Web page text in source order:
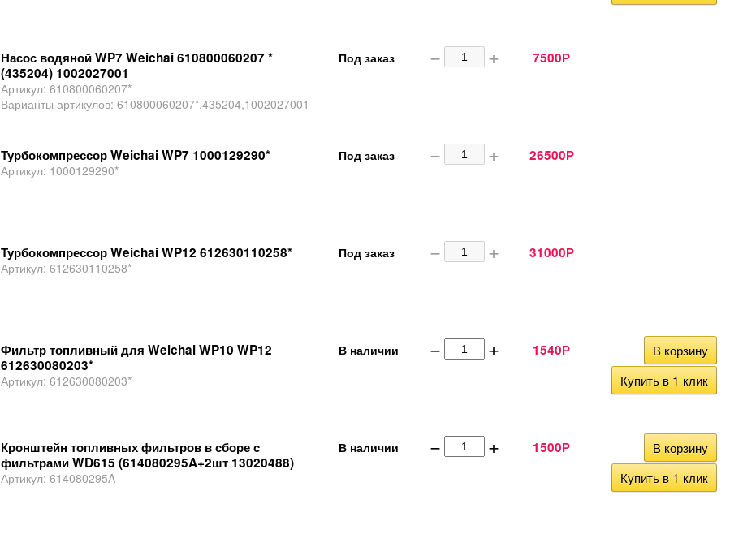
Насос водяной WP7 Weichai 610800060207 *
(435204) 1002027001
Артикул: 610800060207*
Варианты артикулов: 610800060207*,435204,1002027001
Под заказ − + 7500Р
Турбокомпрессор Weichai WP7 1000129290*
Артикул: 1000129290*
Под заказ − + 26500Р
Турбокомпрессор Weichai WP12 612630110258*
Артикул: 612630110258*
Под заказ − + 31000Р
Фильтр топливный для Weichai WP10 WP12
612630080203*
Артикул: 612630080203*
В наличии − + 1540Р
В корзину
Купить в 1 клик
Кронштейн топливных фильтров в сборе с
фильтрами WD615 (614080295A+2шт 13020488)
Артикул: 614080295A
В наличии − + 1500Р
В корзину
Купить в 1 клик